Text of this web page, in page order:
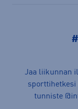
Jaa liikunnan
sporttihetkesi
tunniste